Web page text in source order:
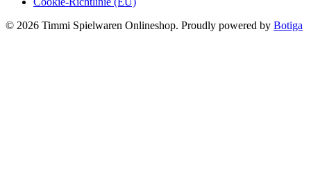
© 2026 Timmi Spielwaren Onlineshop. Proudly powered by Botiga